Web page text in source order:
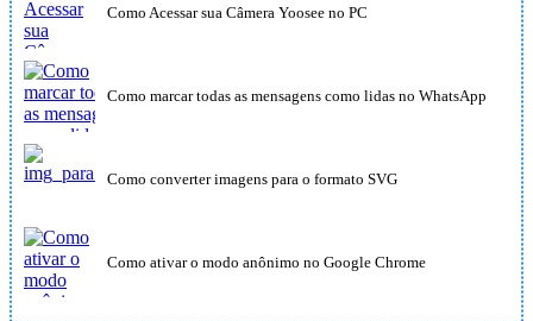
Como Acessar sua Câmera Yoosee no PC
Como marcar todas as mensagens como lidas no WhatsApp
Como converter imagens para o formato SVG
Como ativar o modo anônimo no Google Chrome